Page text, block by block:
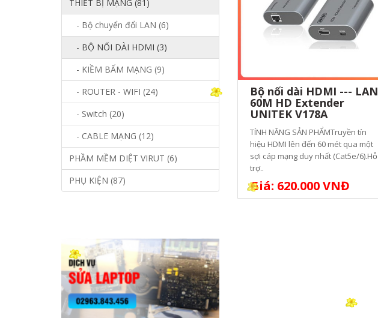
THIẾT BỊ MẠNG (81)
- Bộ chuyển đổi LAN (6)
- BỘ NỐI DÀI HDMI (3)
- KIỀM BẤM MẠNG (9)
- ROUTER - WIFI (24)
- Switch (20)
- CABLE MẠNG (12)
PHẦM MỀM DIỆT VIRUT (6)
PHỤ KIỆN (87)
Bộ nối dài HDMI --- LAN
60M HD Extender
UNITEK V178A
TÍNH NĂNG SẢN PHẨMTruyền tín
hiệu HDMI lên đến 60 mét qua một
sợi cáp mạng duy nhất (Cat5e/6).Hỗ
trợ..
Giá: 620.000 VNĐ